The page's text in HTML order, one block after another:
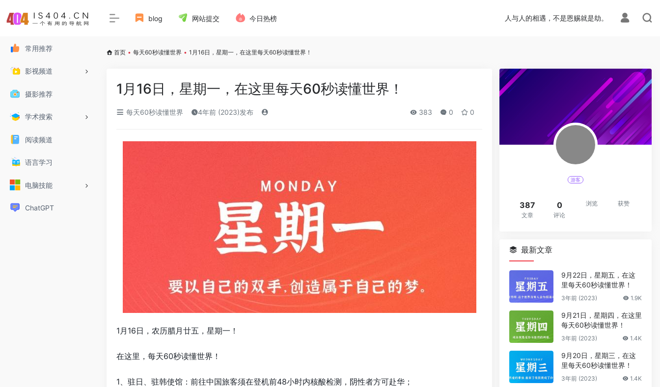
常用推荐
影视频道
摄影推荐
学术搜索
阅读频道
语言学习
电脑技能
ChatGPT
blog 网站提交 今日热榜 人与人的相遇，不是恩赐就是劫。
首页 • 每天60秒读懂世界 • 1月16日，星期一，在这里每天60秒读懂世界！
1月16日，星期一，在这里每天60秒读懂世界！
每天60秒读懂世界 4年前 (2023)发布 383 0 0
1月16日，农历腊月廿五，星期一！
在这里，每天60秒读懂世界！
1、驻日、驻韩使馆：前往中国旅客须在登机前48小时内核酸检测，阴性者方可赴华；
游客
387
文章
0
评论
浏览 获赞
最新文章
9月22日，星期五，在这
里每天60秒读懂世界！
3年前 (2023) 1.9K
9月21日，星期四，在这里
每天60秒读懂世界！
3年前 (2023) 1.4K
9月20日，星期三，在这
里每天60秒读懂世界！
3年前 (2023) 1.4K